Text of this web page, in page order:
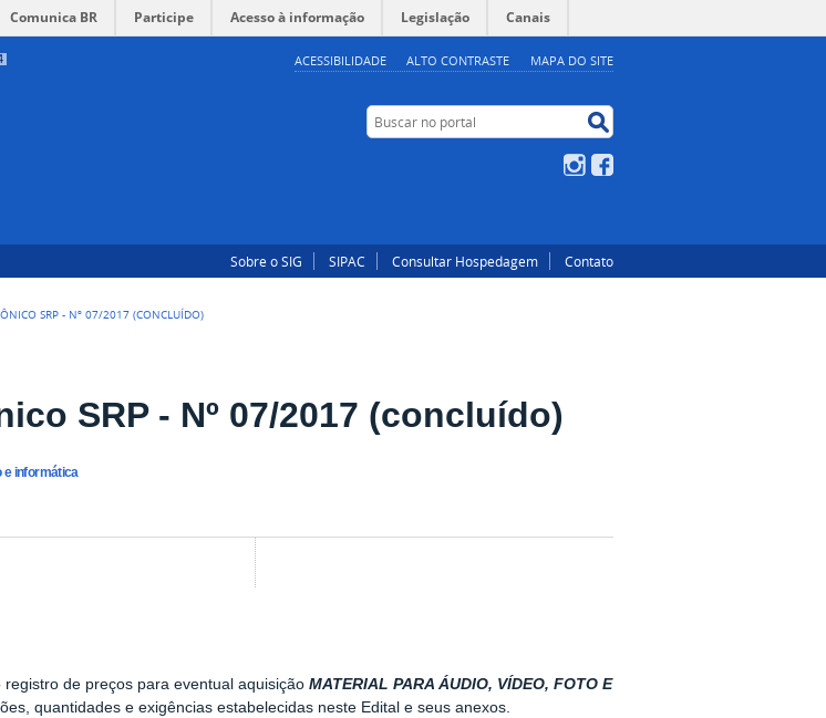
ACESSIBILIDADE ALTO CONTRASTE MAPA DO SITE
Comunica BR Participe Acesso à informação Legislação Canais
Buscar no portal
Instagram
Sobre o SIG SIPAC Consultar Hospedagem Contato
SRP - Nº 07/2017 (CONCLUÍDO)
SRP - Nº 07/2017 (concluído)
e informática
de preços para eventual aquisiçãoMATERIAL PARA ÁUDIO, VÍDEO, FOTO E
quantidades e exigências estabelecidas neste Edital e seus anexos.